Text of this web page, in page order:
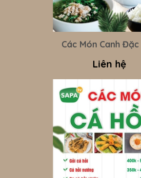
Các Món Canh Đặc
Liên hệ